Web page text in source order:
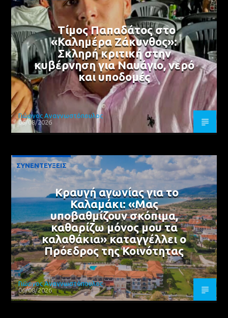
Τίμος Παπαδάτος στο
«Καλημέρα Ζάκυνθος»:
Σκληρή κριτική στην
κυβέρνηση για Ναυάγιο, νερό
και υποδομές
Γιώργος Αναγνωστόπουλος
06/08/2026
ΣΥΝΕΝΤΕΥΞΕΙΣ
Κραυγή αγωνίας για το
Καλαμάκι: «Μας
υποβαθμίζουν σκόπιμα,
καθαρίζω μόνος μου τα
καλαθάκια» καταγγέλλει ο
Πρόεδρος της Κοινότητας
Γιώργος Αναγνωστόπουλος
06/08/2026